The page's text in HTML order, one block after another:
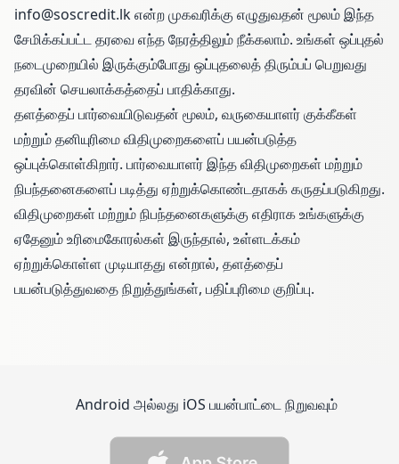
info@soscredit.lkஎன்ற முகவரிக்கு எழுதுவதன் மூலம் இந்த
சேமிக்கப்பட்ட தரவை எந்த நேரத்திலும் நீக்கலாம். உங்கள் ஒப்புதல்
நடைமுறையில் இருக்கும்போது ஒப்புதலைத் திரும்பப் பெறுவது
தரவின் செயலாக்கத்தைப் பாதிக்காது.
தளத்தைப் பார்வையிடுவதன் மூலம், வருகையாளர் குக்கீகள்
மற்றும் தனியுரிமை விதிமுறைகளைப் பயன்படுத்த
ஒப்புக்கொள்கிறார். பார்வையாளர் இந்த விதிமுறைகள் மற்றும்
நிபந்தனைகளைப் படித்து ஏற்றுக்கொண்டதாகக் கருதப்படுகிறது.
விதிமுறைகள் மற்றும் நிபந்தனைகளுக்கு எதிராக உங்களுக்கு
ஏதேனும் உரிமைகோரல்கள் இருந்தால், உள்ளடக்கம்
ஏற்றுக்கொள்ள முடியாதது என்றால், தளத்தைப்
பயன்படுத்துவதை நிறுத்துங்கள், பதிப்புரிமை குறிப்பு.
Android அல்லது iOS பயன்பாட்டை நிறுவவும்